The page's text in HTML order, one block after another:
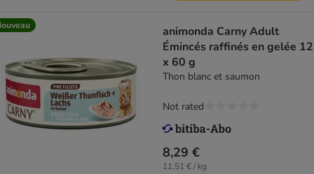
animonda Carny Adult
Émincés raffinés en gelée 12
x 60 g
Thon blanc et saumon
8,29 €
11,51 € / kg
Not rated